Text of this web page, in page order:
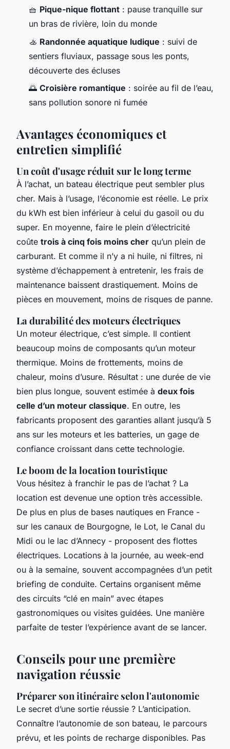
🧺 Pique-nique flottant : pause tranquille sur
un bras de rivière, loin du monde
🚣 Randonnée aquatique ludique : suivi de
sentiers fluviaux, passage sous les ponts,
découverte des écluses
🌅 Croisière romantique : soirée au fil de l’eau,
sans pollution sonore ni fumée
Avantages économiques et
entretien simplifié
Un coût d'usage réduit sur le long terme
À l’achat, un bateau électrique peut sembler plus
cher. Mais à l’usage, l’économie est réelle. Le prix
du kWh est bien inférieur à celui du gasoil ou du
super. En moyenne, faire le plein d’électricité
coûte trois à cinq fois moins cher qu’un plein de
carburant. Et comme il n’y a ni huile, ni filtres, ni
système d’échappement à entretenir, les frais de
maintenance baissent drastiquement. Moins de
pièces en mouvement, moins de risques de panne.
La durabilité des moteurs électriques
Un moteur électrique, c’est simple. Il contient
beaucoup moins de composants qu’un moteur
thermique. Moins de frottements, moins de
chaleur, moins d’usure. Résultat : une durée de vie
bien plus longue, souvent estimée à deux fois
celle d’un moteur classique. En outre, les
fabricants proposent des garanties allant jusqu’à 5
ans sur les moteurs et les batteries, un gage de
confiance croissant dans cette technologie.
Le boom de la location touristique
Vous hésitez à franchir le pas de l’achat ? La
location est devenue une option très accessible.
De plus en plus de bases nautiques en France -
sur les canaux de Bourgogne, le Lot, le Canal du
Midi ou le lac d’Annecy - proposent des flottes
électriques. Locations à la journée, au week-end
ou à la semaine, souvent accompagnées d’un petit
briefing de conduite. Certains organisent même
des circuits “clé en main” avec étapes
gastronomiques ou visites guidées. Une manière
parfaite de tester l’expérience avant de se lancer.
Conseils pour une première
navigation réussie
Préparer son itinéraire selon l'autonomie
Le secret d’une sortie réussie ? L’anticipation.
Connaître l’autonomie de son bateau, le parcours
prévu, et les points de recharge disponibles. Pas